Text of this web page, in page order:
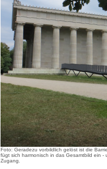
Foto: Geradezu vorbildlich gelöst ist die
fügt sich harmonisch in das Gesamtbild ein
Zugang.